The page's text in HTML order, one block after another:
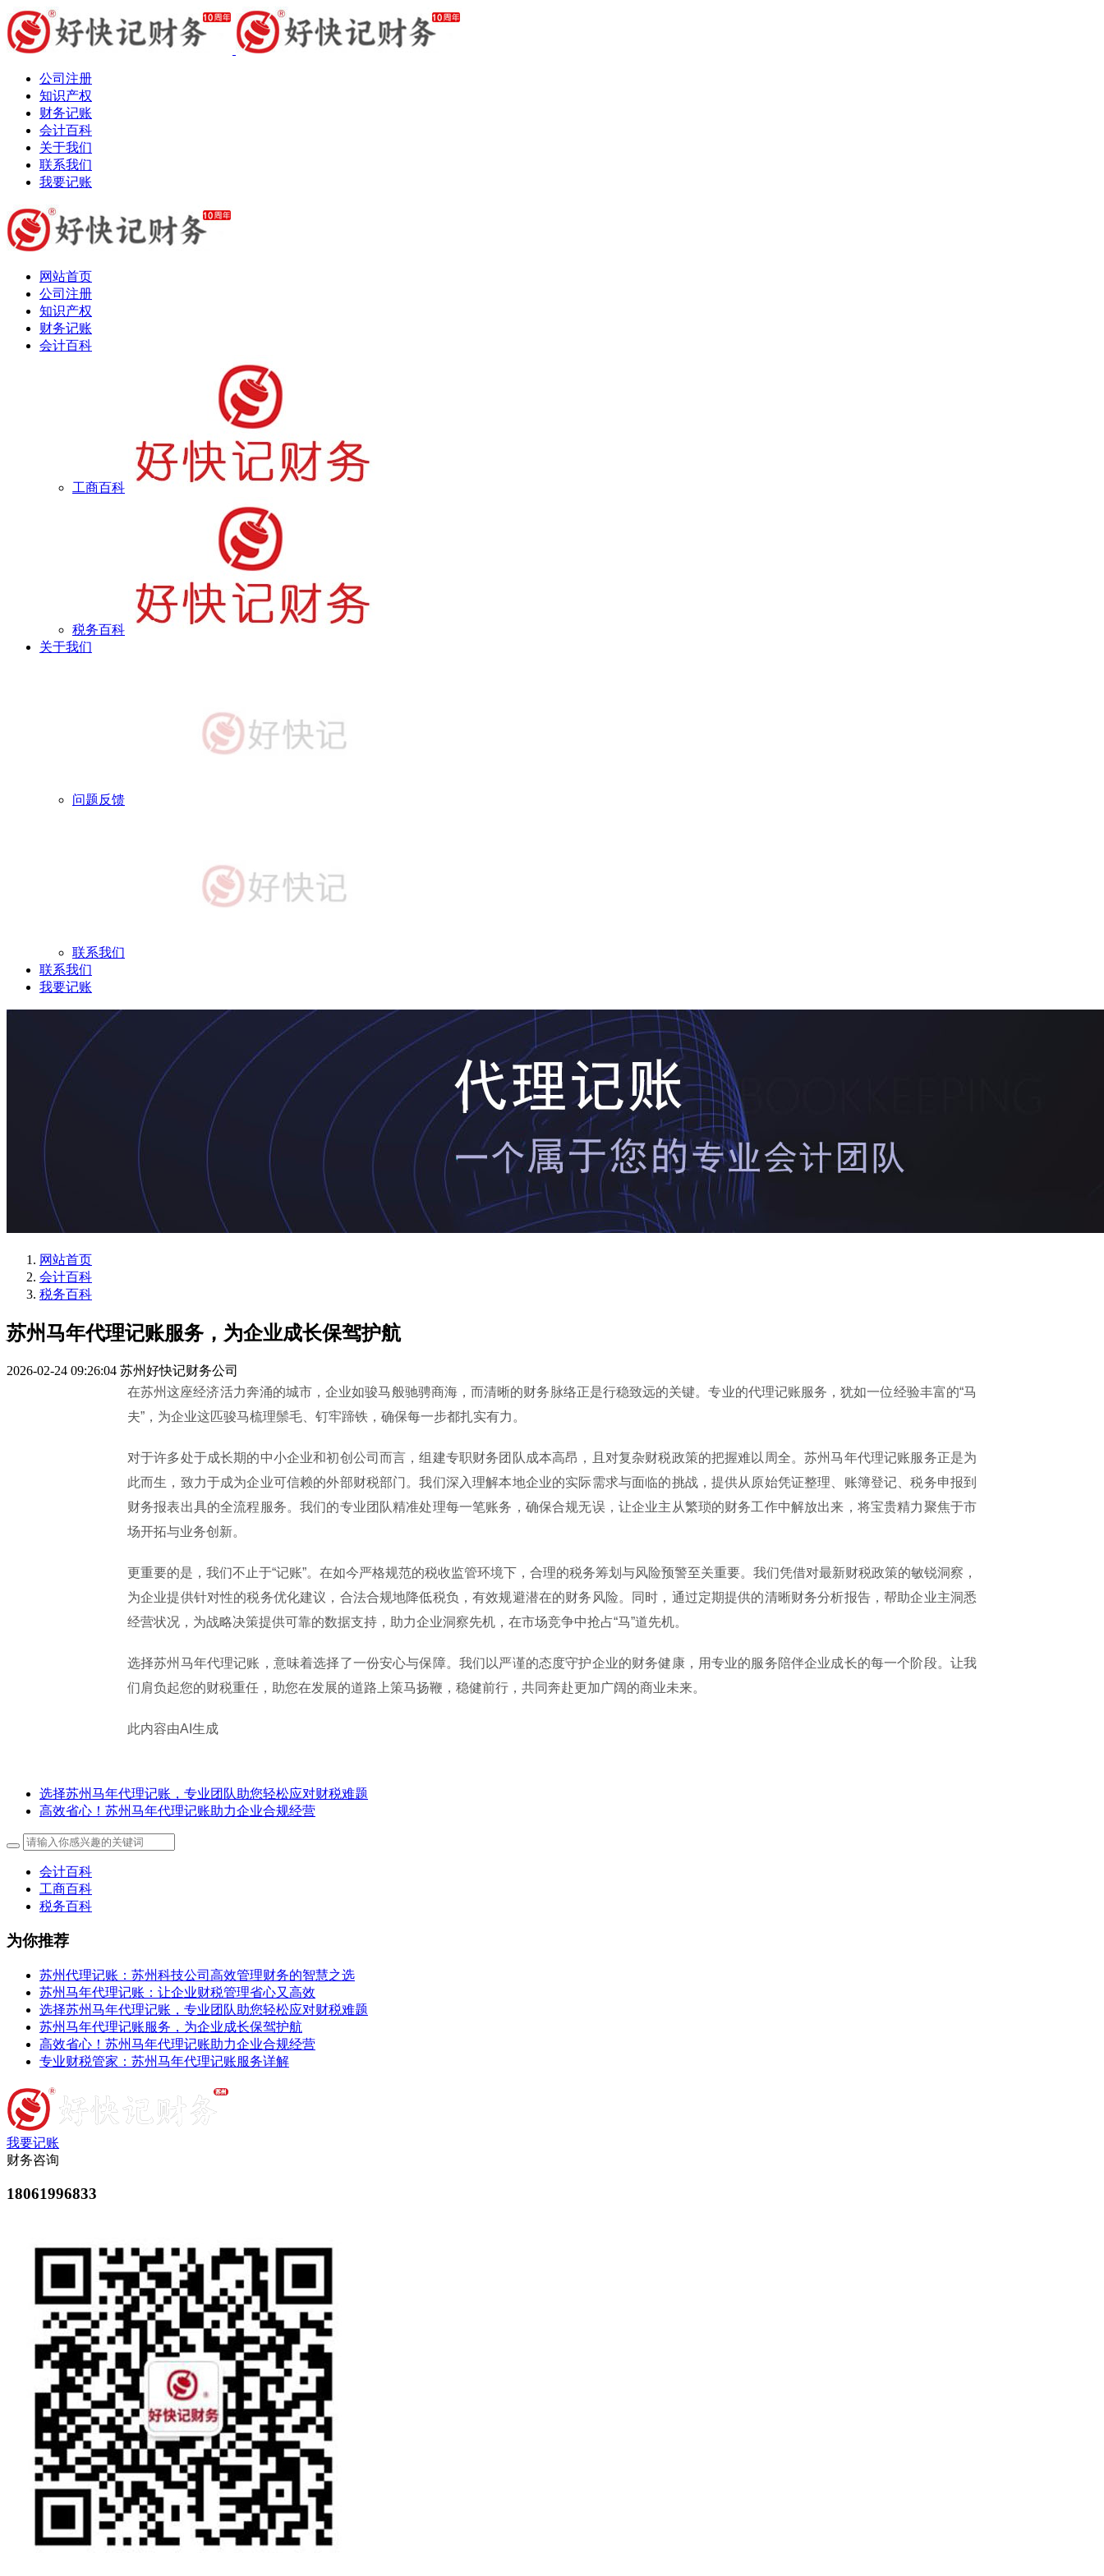
公司注册
知识产权
财务记账
会计百科
关于我们
联系我们
我要记账
网站首页
公司注册
知识产权
财务记账
会计百科
工商百科
税务百科
关于我们
问题反馈
联系我们
联系我们
我要记账
网站首页
会计百科
税务百科
苏州马年代理记账服务，为企业成长保驾护航
2026-02-24 09:26:04 苏州好快记财务公司
在苏州这座经济活力奔涌的城市，企业如骏马般驰骋商海，而清晰的财务脉络正是行稳致远的关键。专业的代理记账服务，犹如一位经验丰富的“马
夫”，为企业这匹骏马梳理鬃毛、钉牢蹄铁，确保每一步都扎实有力。
对于许多处于成长期的中小企业和初创公司而言，组建专职财务团队成本高昂，且对复杂财税政策的把握难以周全。苏州马年代理记账服务正是为
此而生，致力于成为企业可信赖的外部财税部门。我们深入理解本地企业的实际需求与面临的挑战，提供从原始凭证整理、账簿登记、税务申报到
财务报表出具的全流程服务。我们的专业团队精准处理每一笔账务，确保合规无误，让企业主从繁琐的财务工作中解放出来，将宝贵精力聚焦于市
场开拓与业务创新。
更重要的是，我们不止于“记账”。在如今严格规范的税收监管环境下，合理的税务筹划与风险预警至关重要。我们凭借对最新财税政策的敏锐洞察，
为企业提供针对性的税务优化建议，合法合规地降低税负，有效规避潜在的财务风险。同时，通过定期提供的清晰财务分析报告，帮助企业主洞悉
经营状况，为战略决策提供可靠的数据支持，助力企业洞察先机，在市场竞争中抢占“马”道先机。
选择苏州马年代理记账，意味着选择了一份安心与保障。我们以严谨的态度守护企业的财务健康，用专业的服务陪伴企业成长的每一个阶段。让我
们肩负起您的财税重任，助您在发展的道路上策马扬鞭，稳健前行，共同奔赴更加广阔的商业未来。
此内容由AI生成
选择苏州马年代理记账，专业团队助您轻松应对财税难题
高效省心！苏州马年代理记账助力企业合规经营
会计百科
工商百科
税务百科
为你推荐
苏州代理记账：苏州科技公司高效管理财务的智慧之选
苏州马年代理记账：让企业财税管理省心又高效
选择苏州马年代理记账，专业团队助您轻松应对财税难题
苏州马年代理记账服务，为企业成长保驾护航
高效省心！苏州马年代理记账助力企业合规经营
专业财税管家：苏州马年代理记账服务详解
我要记账
财务咨询
18061996833